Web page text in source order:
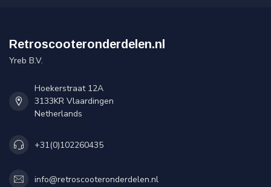
Retroscooteronderdelen.nl
Yreb B.V.
Hoekerstraat 12A
3133KR Vlaardingen
Netherlands
+31(0)102260435
info@retroscooteronderdelen.nl